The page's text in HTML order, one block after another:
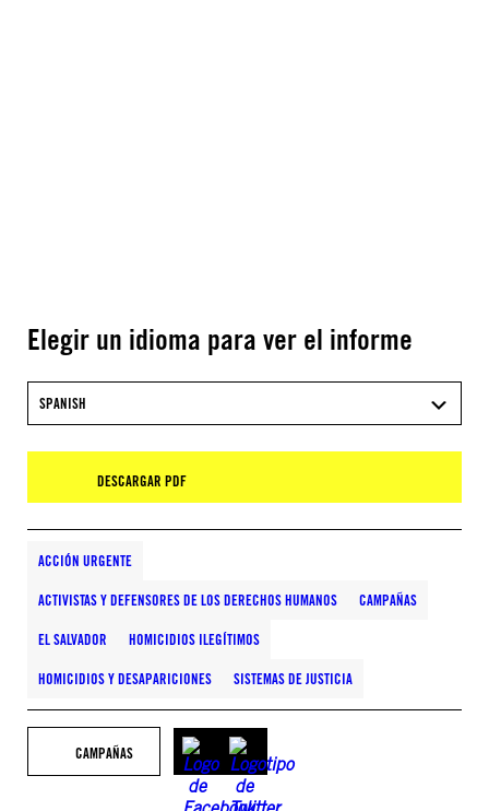
Elegir un idioma para ver el informe
SPANISH
DESCARGAR PDF
ACCIÓN URGENTE
ACTIVISTAS Y DEFENSORES DE LOS DERECHOS HUMANOS CAMPAÑAS
EL SALVADOR HOMICIDIOS ILEGÍTIMOS
HOMICIDIOS Y DESAPARICIONES SISTEMAS DE JUSTICIA
CAMPAÑAS